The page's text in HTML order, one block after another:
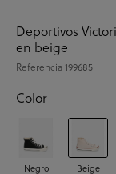
Deportivos
en beige
Referencia 199685
Color
Negro Beige